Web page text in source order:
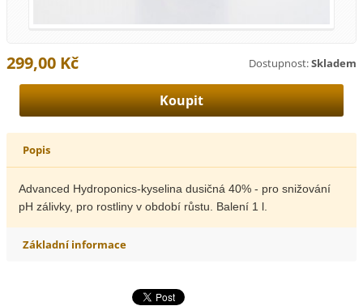
Dostupnost:Skladem
299,00 Kč
Popis
Advanced Hydroponics-kyselina dusičná 40% - pro snižování
pH zálivky, pro rostliny v období růstu. Balení 1 l.
Základní informace